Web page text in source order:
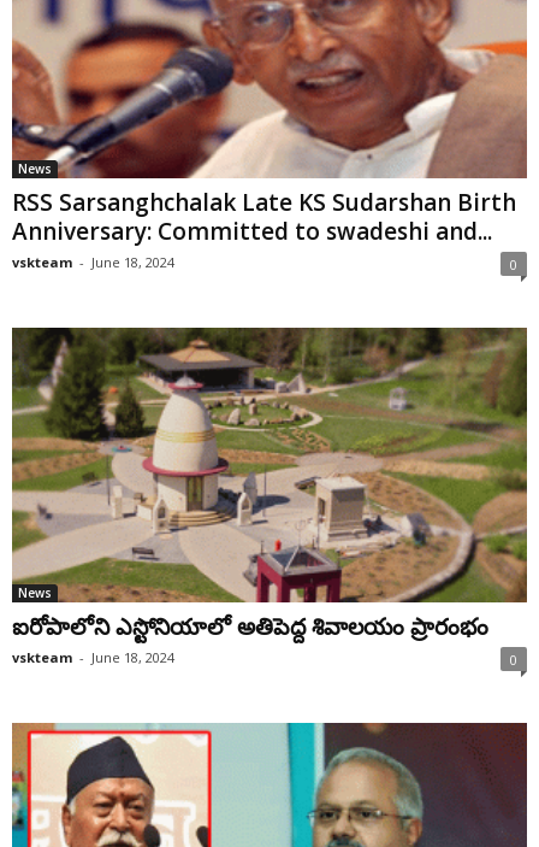
News
RSS Sarsanghchalak Late KS Sudarshan Birth
Anniversary: Committed to swadeshi and...
vskteam - June 18, 2024 0
News
ఐరోపాలోని ఎస్టోనియాలో అతిపెద్ద శివాలయం ప్రారంభం
vskteam - June 18, 2024 0